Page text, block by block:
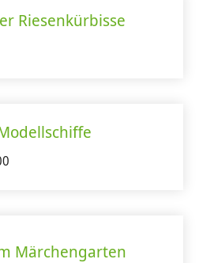
Riesenkürbisse
Märchengarten